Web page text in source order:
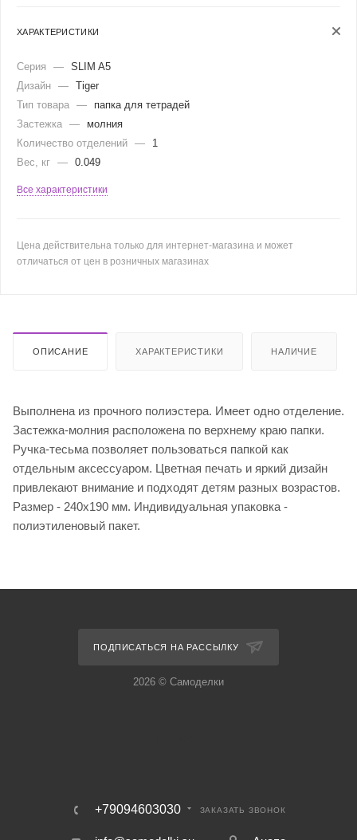
ХАРАКТЕРИСТИКИ
Серия — SLIM A5
Дизайн — Tiger
Тип товара —
папка для тетрадей
Застежка —
молния
Количество отделений —
1
Вес, кг — 0.049
Все характеристики
Цена действительна только для интернет-магазина и может
отличаться от цен в розничных магазинах
ОПИСАНИЕ ХАРАКТЕРИСТИКИ НАЛИЧИЕ
Выполнена из прочного полиэстера. Имеет одно отделение.
Застежка-молния расположена по верхнему краю папки.
Ручка-тесьма позволяет пользоваться папкой как
отдельным аксессуаром. Цветная печать и яркий дизайн
привлекают внимание и подходят детям разных возрастов.
Размер - 240х190 мм. Индивидуальная упаковка -
полиэтиленовый пакет.
ПОДПИСАТЬСЯ НА РАССЫЛКУ
2026 © Самоделки
+79094603030 ЗАКАЗАТЬ ЗВОНОК